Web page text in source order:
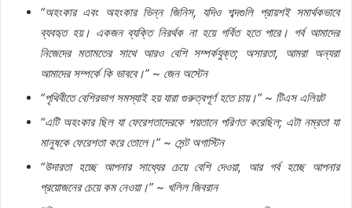
“অহংকার এবং অহংকার ভিন্ন জিনিস, যদিও শব্দগুলি প্রায়শই সমার্থকভাবে
ব্যবহৃত হয়। একজন ব্যক্তি নিরর্থক না হয়ে গর্বিত হতে পারে। গর্ব আমাদের
নিজেদের মতামতের সাথে আরও বেশি সম্পর্কযুক্ত; অসারতা, আমরা অন্যরা
আমাদের সম্পর্কে কি ভাববে।” ~ জেন অস্টেন
“পৃথিবীতে বেশিরভাগ সমস্যাই হয় যারা গুরুত্বপূর্ণ হতে চায়।” ~ টিএস এলিয়ট
“এটি অহংকার ছিল যা ফেরেশতাদেরকে শয়তানে পরিণত করেছিল; এটা নম্রতা যা
মানুষকে ফেরেশতা করে তোলে।” ~ সেন্ট অগাস্টিন
“উদারতা হচ্ছে আপনার সাধ্যের চেয়ে বেশি দেওয়া, আর গর্ব হচ্ছে আপনার
প্রয়োজনের চেয়ে কম নেওয়া।” ~ খলিল জিবরান